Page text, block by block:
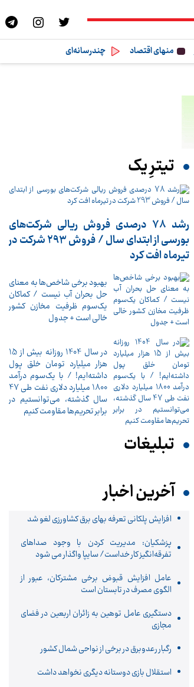
منهای اقتصاد
چندرسانه‌ای
تیترِ یک
رشد 78 درصدی فروش ریالی شرکت‌های
بورسی از ابتدای سال / فروش 293 شرکت در
تیرماه افت کرد
بهبود برخی شاخص‌ها به معنای
حل بحران آب نیست / کماکان
یک‌سوم ظرفیت مخازن کشور
خالی است + جدول
در سال 1404 روزانه بیش از 15
هزار میلیارد تومان خلق پول
داشته‌ایم! / با یک‌سوم درآمد
1800 میلیارد دلاری نفت طی 47
سال گذشته، می‌توانستیم در
برابر تحریم‌ها مقاومت کنیم
تبلیغات
آخرین اخبار
افزایش پلکانی تعرفه بهای برق کشاورزی لغو شد
پزشکیان: مدیریت کردن با وجود صداهای
تفرقه‌انگیز کار خداست/ سایپا واگذار می شود
عامل افزایش قبوض برخی مشترکان، عبور از
الگوی مصرف در تابستان است
دستگیری عامل توهین به زائران اربعین در فضای
مجازی
رگبار رعدوبرق در برخی از نواحی شمال کشور
استقلال بازی دوستانه دیگری نخواهد داشت